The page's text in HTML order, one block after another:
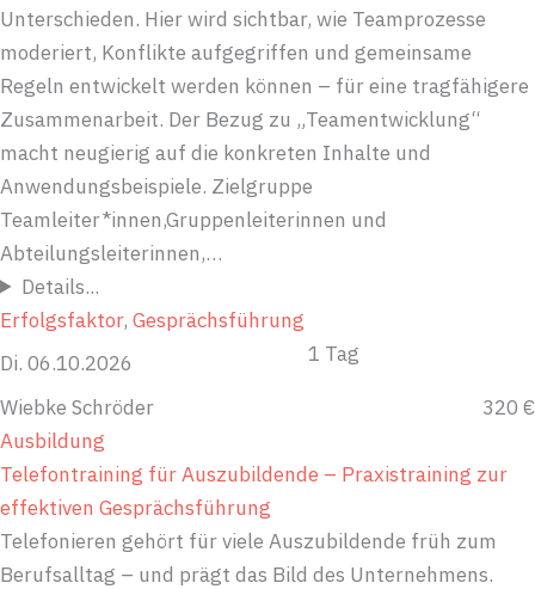
Unterschieden. Hier wird sichtbar, wie Teamprozesse
moderiert, Konflikte aufgegriffen und gemeinsame
Regeln entwickelt werden können – für eine tragfähigere
Zusammenarbeit. Der Bezug zu „Teamentwicklung“
macht neugierig auf die konkreten Inhalte und
Anwendungsbeispiele. Zielgruppe
Teamleiter*innen,Gruppenleiterinnen und
Abteilungsleiterinnen,…
Details...
Erfolgsfaktor, Gesprächsführung
Di. 06.10.2026
1 Tag
Wiebke Schröder
320 €
Ausbildung
Telefontraining für Auszubildende – Praxistraining zur
effektiven Gesprächsführung
Telefonieren gehört für viele Auszubildende früh zum
Berufsalltag – und prägt das Bild des Unternehmens.